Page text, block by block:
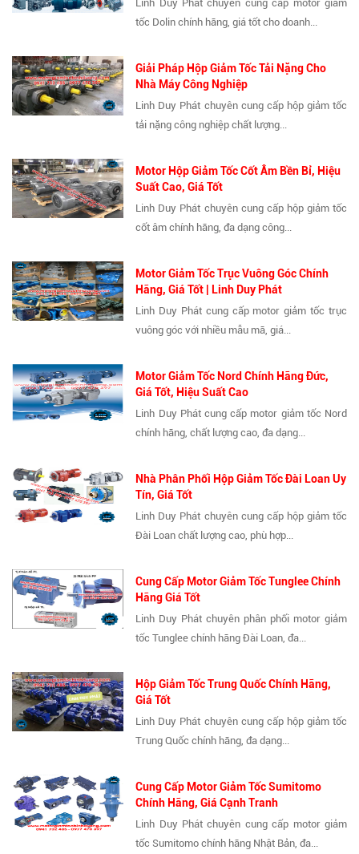
Linh Duy Phát chuyên cung cấp motor giảm
tốc Dolin chính hãng, giá tốt cho doanh...
Giải Pháp Hộp Giảm Tốc Tải Nặng Cho
Nhà Máy Công Nghiệp
Linh Duy Phát chuyên cung cấp hộp giảm tốc
tải nặng công nghiệp chất lượng...
Motor Hộp Giảm Tốc Cốt Âm Bền Bỉ, Hiệu
Suất Cao, Giá Tốt
Linh Duy Phát chuyên cung cấp hộp giảm tốc
cốt âm chính hãng, đa dạng công...
Motor Giảm Tốc Trục Vuông Góc Chính
Hãng, Giá Tốt | Linh Duy Phát
Linh Duy Phát cung cấp motor giảm tốc trục
vuông góc với nhiều mẫu mã, giá...
Motor Giảm Tốc Nord Chính Hãng Đức,
Giá Tốt, Hiệu Suất Cao
Linh Duy Phát cung cấp motor giảm tốc Nord
chính hãng, chất lượng cao, đa dạng...
Nhà Phân Phối Hộp Giảm Tốc Đài Loan Uy
Tín, Giá Tốt
Linh Duy Phát chuyên cung cấp hộp giảm tốc
Đài Loan chất lượng cao, phù hợp...
Cung Cấp Motor Giảm Tốc Tunglee Chính
Hãng Giá Tốt
Linh Duy Phát chuyên phân phối motor giảm
tốc Tunglee chính hãng Đài Loan, đa...
Hộp Giảm Tốc Trung Quốc Chính Hãng,
Giá Tốt
Linh Duy Phát chuyên cung cấp hộp giảm tốc
Trung Quốc chính hãng, đa dạng...
Cung Cấp Motor Giảm Tốc Sumitomo
Chính Hãng, Giá Cạnh Tranh
Linh Duy Phát chuyên cung cấp motor giảm
tốc Sumitomo chính hãng Nhật Bản, đa...